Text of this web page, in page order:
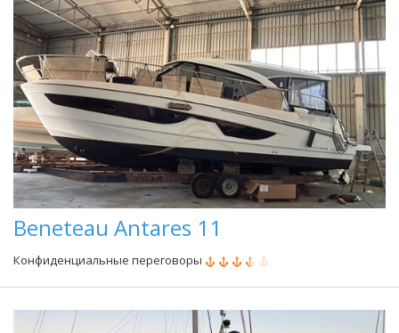
Beneteau Antares 11
Конфиденциальные переговоры